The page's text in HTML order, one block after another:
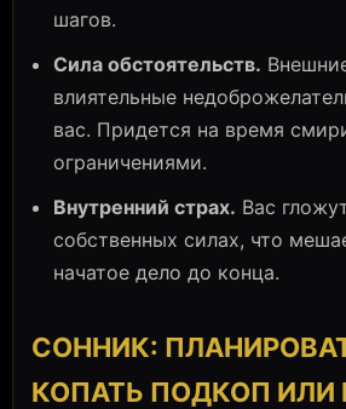
шагов.
Сила обстоятельств.
влиятельные
вас. Придется на время
ограничениями.
Внутренний страх. Вас
собственных силах, что
начатое дело до конца.
СОННИК:
КОПАТЬ ПОДКОП ИЛИ